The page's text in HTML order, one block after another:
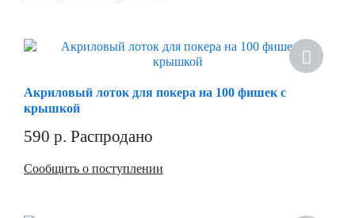
Акриловый лоток для покера на 100 фишек с
крышкой
590 р. Распродано
Сообщить о поступлении